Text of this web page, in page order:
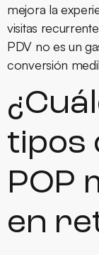
mejora la
visitas
PDV no es un
conversión
tipos
POP
en